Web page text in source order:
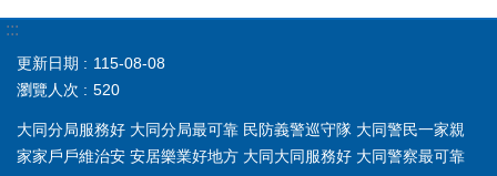
:::
更新日期
115-08-08
瀏覽人次
520
大同分局服務好 大同分局最可靠 民防義警巡守隊 大同警民一家親
家家戶戶維治安 安居樂業好地方 大同大同服務好 大同警察最可靠